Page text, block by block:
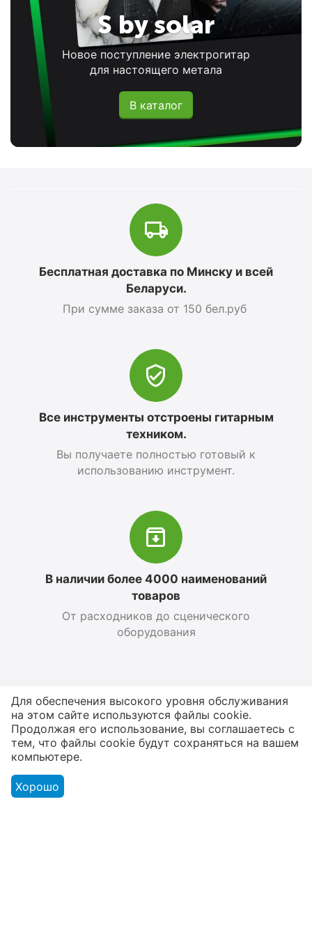
S by solar
Новое поступление электрогитар
для настоящего метала
В каталог
Бесплатная доставка по Минску и всей
Беларуси.
При сумме заказа от 150 бел.руб
Все инструменты отстроены гитарным
техником.
Вы получаете полностью готовый к
использованию инструмент.
В наличии более 4000 наименований
товаров
От расходников до сценического
оборудования
Магазин
Оформление заказа
Контакты
Для обеспечения высокого уровня обслуживания
на этом сайте используются файлы cookie.
Продолжая его использование, вы соглашаетесь с
тем, что файлы cookie будут сохраняться на вашем
компьютере.
Хорошо